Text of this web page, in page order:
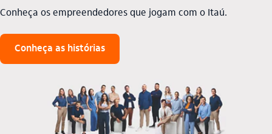
Conheça os empreendedores que jogam com o Itaú.
Conheça as histórias